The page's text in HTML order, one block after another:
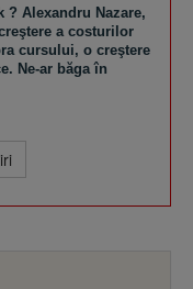
? Alexandru Nazare,
a costurilor
cursului, o creştere
Ne-ar băga în